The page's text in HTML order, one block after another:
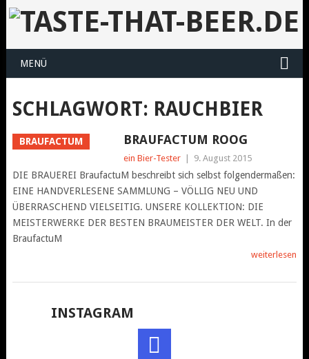
MENÜ
SCHLAGWORT: RAUCHBIER
BRAUFACTUM BRAUFACTUM ROOG
ein Bier-Tester 9. August 2015
DIE BRAUEREI BraufactuM beschreibt sich selbst folgendermaßen:
EINE HANDVERLESENE SAMMLUNG – VÖLLIG NEU UND
ÜBERRASCHEND VIELSEITIG. UNSERE KOLLEKTION: DIE
MEISTERWERKE DER BESTEN BRAUMEISTER DER WELT. In der
BraufactuM
weiterlesen
INSTAGRAM